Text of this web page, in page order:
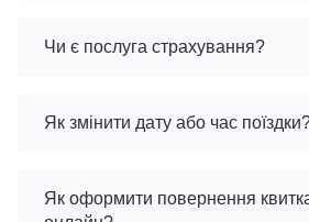
Чи є послуга страхування?
Як змінити дату або час
Як оформити повернення